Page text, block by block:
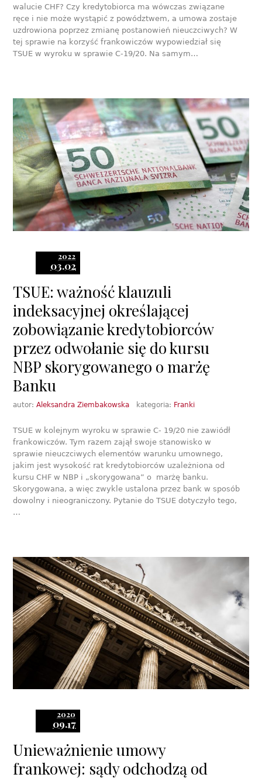
walucie CHF? Czy kredytobiorca ma wówczas związane
ręce i nie może wystąpić z powództwem, a umowa zostaje
uzdrowiona poprzez zmianę postanowień nieuczciwych? W
tej sprawie na korzyść frankowiczów wypowiedział się
TSUE w wyroku w sprawie C-19/20. Na samym…
2022
03.02
TSUE: ważność klauzuli
indeksacyjnej określającej
zobowiązanie kredytobiorców
przez odwołanie się do kursu
NBP skorygowanego o marżę
Banku
autor:Aleksandra Ziembakowska kategoria: Franki
TSUE w kolejnym wyroku w sprawie C- 19/20 nie zawiódł
frankowiczów. Tym razem zajął swoje stanowisko w
sprawie nieuczciwych elementów warunku umownego,
jakim jest wysokość rat kredytobiorców uzależniona od
kursu CHF w NBP i „skorygowana” o marżę banku.
Skorygowana, a więc zwykle ustalona przez bank w sposób
dowolny i nieograniczony. Pytanie do TSUE dotyczyło tego,
…
2020
09.17
Unieważnienie umowy
frankowej: sądy odchodzą od